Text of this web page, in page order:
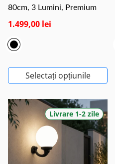
80cm, 3 Lumini, Premium
1.499,00 lei
Selectați opțiunile
Livrare 1-2 zile